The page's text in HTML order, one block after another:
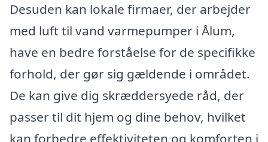
Desuden kan lokale firmaer, der arbejder
med luft til vand varmepumper i Ålum,
have en bedre forståelse for de specifikke
forhold, der gør sig gældende i området.
De kan give dig skræddersyede råd, der
passer til dit hjem og dine behov, hvilket
kan forbedre effektiviteten og komforten i